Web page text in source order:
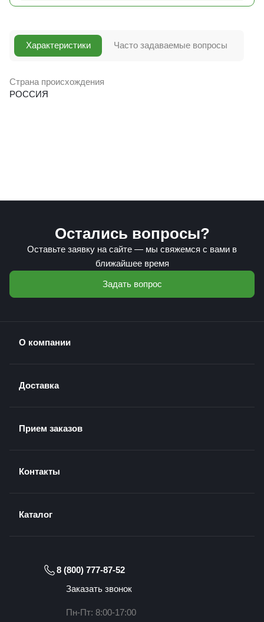
Характеристики
Страна происхождения
РОССИЯ
Часто задаваемые вопросы
Остались вопросы?
Оставьте заявку на сайте — мы свяжемся с вами в
ближайшее время
Задать вопрос
О компании
Доставка
Прием заказов
Контакты
Каталог
8 (800) 777-87-52
Заказать звонок
Пн-Пт: 8:00-17:00